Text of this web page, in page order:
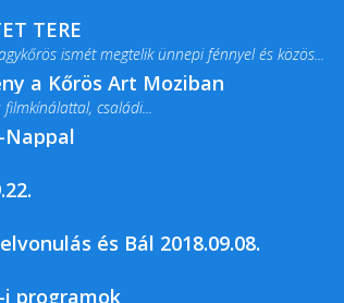
TERE
ismét megtelik ünnepi fénnyel és közös...
a Kőrös Art Moziban
családi...
Nappal
Csemői Községi Könyvtár és...
és Bál 2018.09.08.
i programok